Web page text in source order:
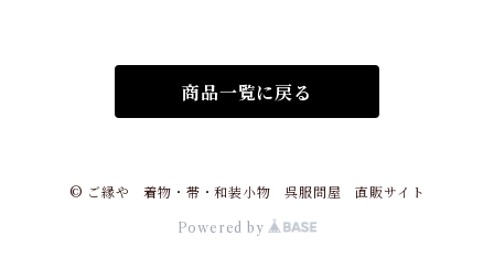
商品一覧に戻る
© ご縁や 着物・帯・和装小物 呉服問屋 直販サイト
Powered by